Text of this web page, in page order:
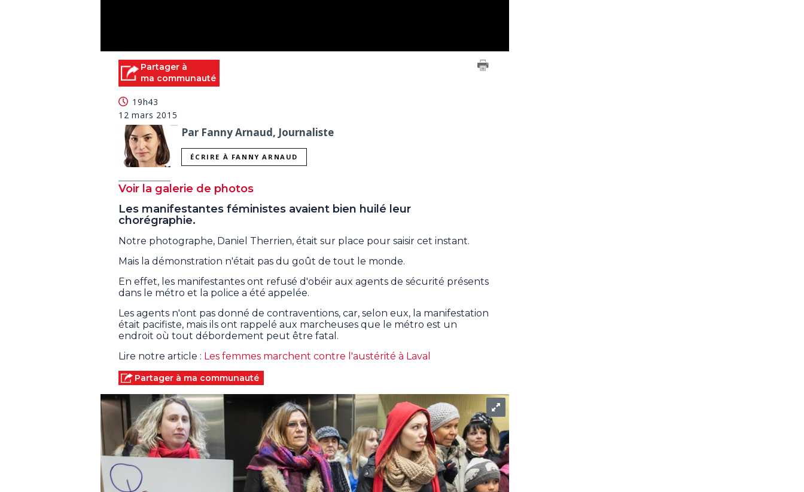
seconds
90%
Partager à
ma communauté
19h43
12 mars 2015
Par Fanny Arnaud, Journaliste
ÉCRIRE À FANNY ARNAUD
Voir la galerie de photos
Les manifestantes féministes avaient bien huilé leur
chorégraphie.
Notre photographe, Daniel Therrien, était sur place pour saisir cet instant.
Mais la démonstration n'était pas du goût de tout le monde.
En effet, les manifestantes ont refusé d'obéir aux agents de sécurité présents
dans le métro et la police a été appelée.
Les agents n'ont pas donné de contraventions, car, selon eux, la manifestation
était pacifiste, mais ils ont rappelé aux marcheuses que le métro est un
endroit où tout débordement peut être fatal.
Lire notre article : Les femmes marchent contre l'austérité à Laval
Partager à ma communauté